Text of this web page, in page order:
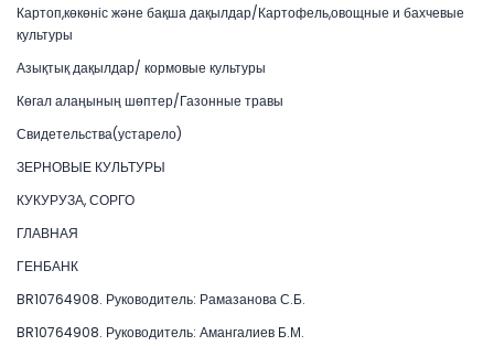
Картоп,көкөніс және бақша дақылдар/Картофель,овощные и бахчевые
культуры
Азықтық дақылдар/ кормовые культуры
Көгал алаңының шөптер/Газонные травы
Свидетельства(устарело)
ЗЕРНОВЫЕ КУЛЬТУРЫ
КУКУРУЗА, СОРГО
ГЛАВНАЯ
ГЕНБАНК
BR10764908. Руководитель: Рамазанова С.Б.
BR10764908. Руководитель: Амангалиев Б.М.